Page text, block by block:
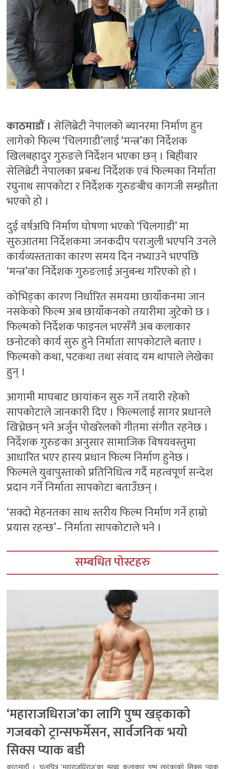
काठमाडौं । सेलिब्रेटी नेपालको ब्यानरमा निर्माण हुन
लागेको फिल्म ‘चिलगाडी’लाई ‘मन्त्र’का निर्देशक
खिलबहादुर गुरुङले निर्देशन भएका छन् । बिहीवार
सेलिब्रेटी नेपालका प्रबन्ध निर्देशक एवं फिल्मका निर्माता
रघुनाथ सापकोटा र निर्देशक गुरुङबीच कागजी सम्झौता
भएको हो ।
दुई वर्षअघि निर्माण घोषणा भएको ‘चिलगाडी’ मा
सुरुआतमा निर्देशकमा जनकदीप पराजुली भएपनि उनले
कार्यव्यस्तताका कारण समय दिन नभ्याउने भएपछि
‘मन्त्र’का निर्देशक गुरुङलाई अनुबन्ध गरिएको हो ।
कोभिड्का कारण निर्धारित समयमा छायाँकनमा जान
नसकेको फिल्म अब छायाँकनको तयारीमा जुटेको छ ।
फिल्मको निर्देशक फाइनल भएसँगै अब कलाकार
छनोटको कार्य सुरु हुने निर्माता सापकोटाले बताए ।
फिल्मको कथा, पटकथा तथा संवाद यम थापाले लेखेका
हुन् ।
आगामी माघबाट छायांकन सुरु गर्ने तयारी रहेको
सापकोटाले जानकारी दिए । फिल्मलाई सागर प्रधानले
खिच्नेछन् भने अर्जुन पोखरेलको गीतमा संगीत रहनेछ ।
निर्देशक गुरुङका अनुसार सामाजिक विषयवस्तुमा
आधारित भएर हास्य प्रधान फिल्म निर्माण हुनेछ ।
फिल्मले युवापुस्ताको प्रतिनिधित्व गर्दै महत्वपूर्ण सन्देश
प्रदान गर्ने निर्माता सापकोटा बताउँछन् ।
‘सक्दो मेहनतका साथ स्तरीय फिल्म निर्माण गर्ने हाम्रो
प्रयास रहन्छ’– निर्माता सापकोटाले भने ।
सम्बधित पोस्टहरु
‘महाराजधिराज’का लागि पुष्प खड्काको
गजबको ट्रान्सफर्मेसन, सार्वजनिक भयो
सिक्स प्याक बडी